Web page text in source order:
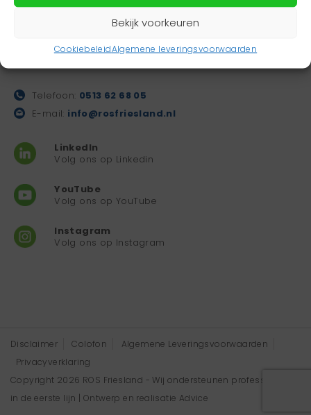
Bekijk voorkeuren
CookiebeleidAlgemene leveringsvoorwaarden
Gezondheidsboulevard
Dalhuysenstraat 35
Telefoon: 0513 62 68 05
E-mail: info@rosfriesland.nl
LinkedIn
Volg ons op Linkedin
YouTube
Volg ons op YouTube
Instagram
Volg ons op Instagram
Disclaimer Colofon
Algemene Leveringsvoorwaarden
Privacyverklaring
Copyright 2026 ROS Friesland - Wij ondersteunen professionals
in de eerste lijn | Ontwerp en realisatie Advice